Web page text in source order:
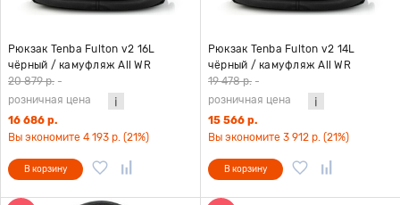
Рюкзак Tenba Fulton v2 16L
чёрный / камуфляж All WR
20 879 р. -
розничная цена
16 686 р.
Вы экономите 4 193 р. (21%)
В корзину
Рюкзак Tenba Fulton v2 14L
чёрный / камуфляж All WR
19 478 р. -
розничная цена
15 566 р.
Вы экономите 3 912 р. (21%)
В корзину